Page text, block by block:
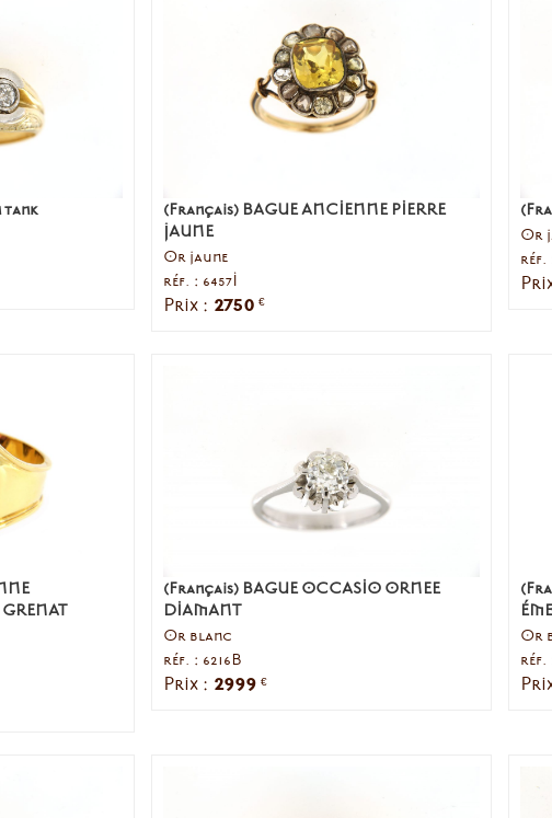
tank
(Français) BAGUE ANCIENNE PIERRE
JAUNE
Or jaune
réf. : 6457I
Prix : 2750 €
Or
réf.
(Français) BAGUE OCCASIO ORNEE
DIAMANT
Or blanc
réf. : 6216B
Prix : 2999 €
Or
réf.